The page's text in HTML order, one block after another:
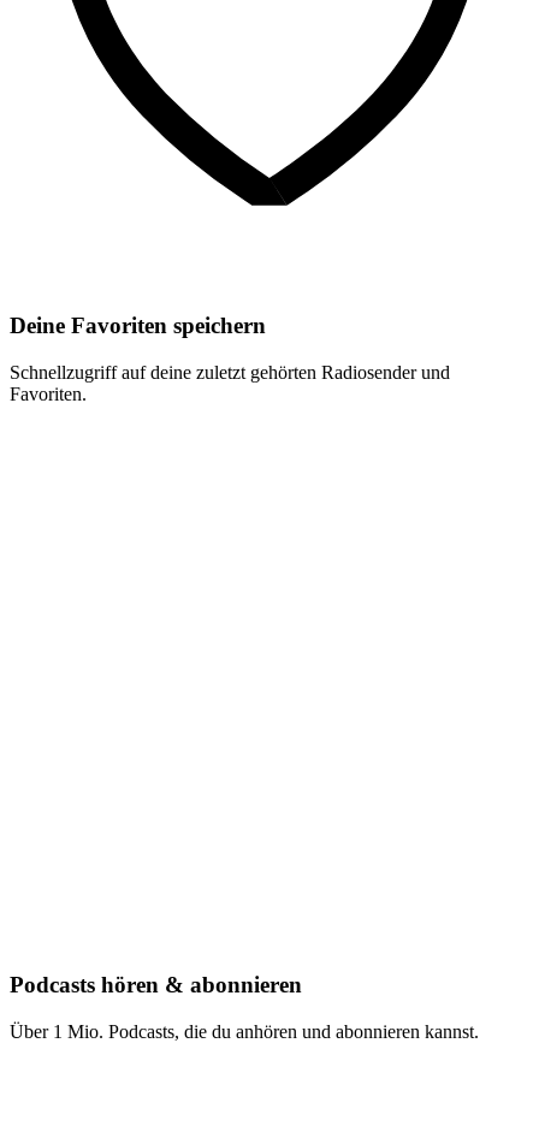
Deine Favoriten speichern
Schnellzugriff auf deine zuletzt gehörten Radiosender und
Favoriten.
Podcasts hören & abonnieren
Über 1 Mio. Podcasts, die du anhören und abonnieren kannst.